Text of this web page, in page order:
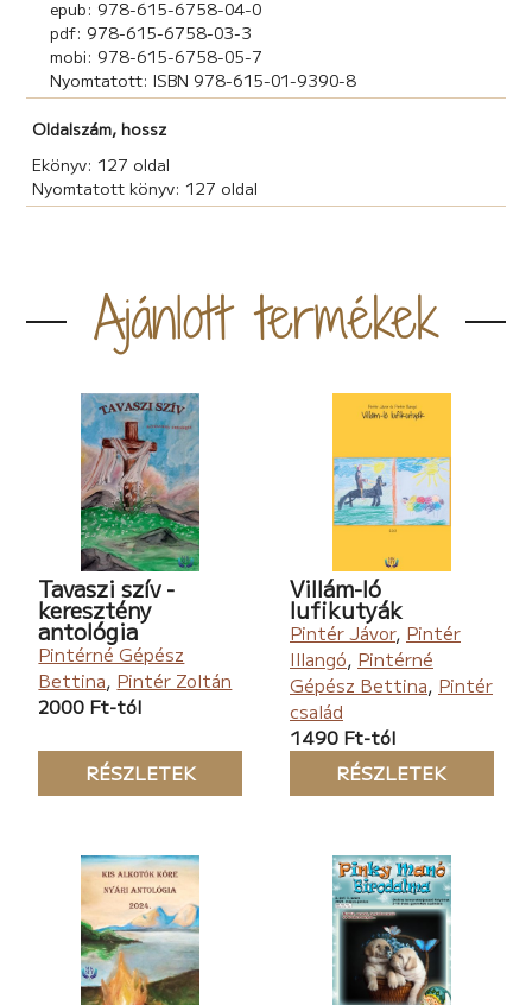
epub: 978-615-6758-04-0
pdf: 978-615-6758-03-3
mobi: 978-615-6758-05-7
Nyomtatott: ISBN 978-615-01-9390-8
Oldalszám, hossz
Ekönyv: 127 oldal
Nyomtatott könyv: 127 oldal
Ajánlott termékek
Tavaszi szív -
keresztény
antológia
Pintérné Gépész
Bettina, Pintér Zoltán
2000 Ft-tól
RÉSZLETEK
Villám-ló
lufikutyák
Pintér Jávor, Pintér
Illangó, Pintérné
Gépész Bettina, Pintér
család
1490 Ft-tól
RÉSZLETEK